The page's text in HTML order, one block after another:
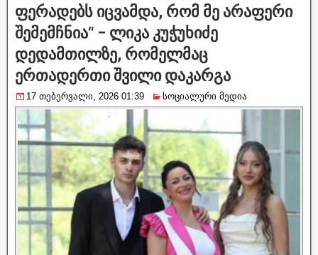
ფერადებს იცვამდა, რომ მე არაფერი
შემემჩნია“ – ლიკა კუჭუხიძე
დედამთილზე, რომელმაც
ერთადერთი შვილი დაკარგა
17 თებერვალი, 2026 01:39 სოციალური მედია